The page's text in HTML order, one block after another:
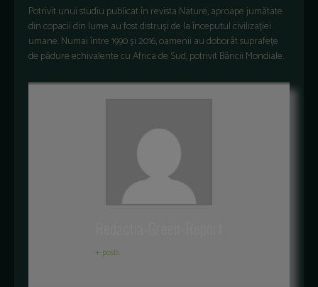
Potrivit unui studiu publicat în revista Nature, aproape jumătate
din copacii din lume au fost distruși de la începutul civilizației
umane. Numai între 1990 și 2016, oamenii au doborât suprafețe
de pădure echivalente cu Africa de Sud, potrivit Băncii Mondiale.
+ posts